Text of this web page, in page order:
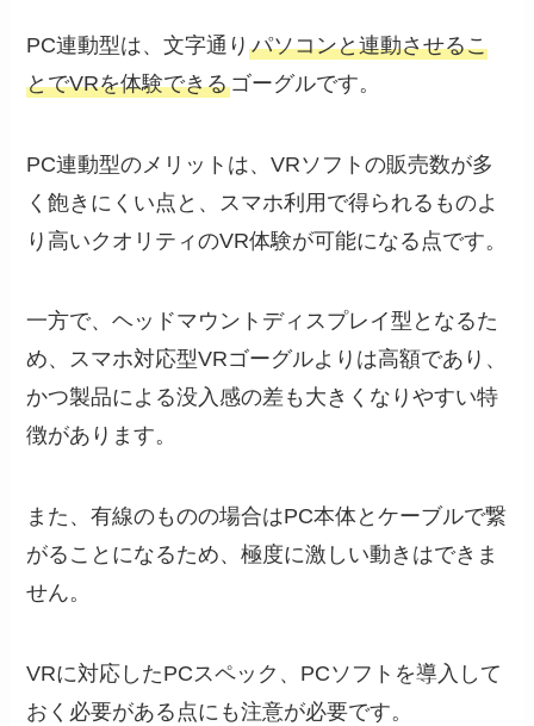
PC連動型は、文字通りパソコンと連動させるこ
とでVRを体験できるゴーグルです。
PC連動型のメリットは、VRソフトの販売数が多
く飽きにくい点と、スマホ利用で得られるものよ
り高いクオリティのVR体験が可能になる点です。
一方で、ヘッドマウントディスプレイ型となるた
め、スマホ対応型VRゴーグルよりは高額であり、
かつ製品による没入感の差も大きくなりやすい特
徴があります。
また、有線のものの場合はPC本体とケーブルで繋
がることになるため、極度に激しい動きはできま
せん。
VRに対応したPCスペック、PCソフトを導入して
おく必要がある点にも注意が必要です。